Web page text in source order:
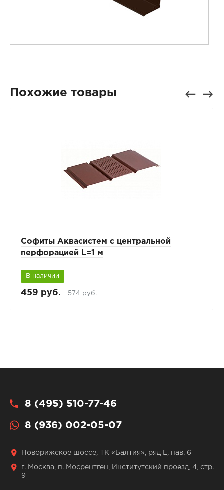
Похожие товары
Софиты Аквасистем с центральной
перфорацией L=1 м
В наличии
459 руб. 574 руб.
8 (495) 510-77-46
8 (936) 002-05-07
Новорижское шоссе, ТК «Балтия», ряд Е, пав. 6
г. Москва, п. Мосрентген, Институтский проезд, 4, стр.
9